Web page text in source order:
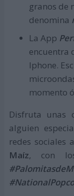
granos de
denomina
La App
encuentra
Iphone.
momento
Disfruta unas
alguien
redes sociales
Maíz, con